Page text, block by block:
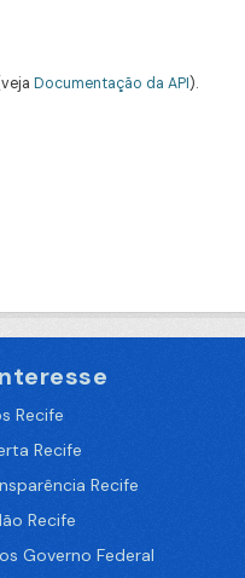
Documentação da API).
Recife
Recife
Recife
Recife
Governo Federal